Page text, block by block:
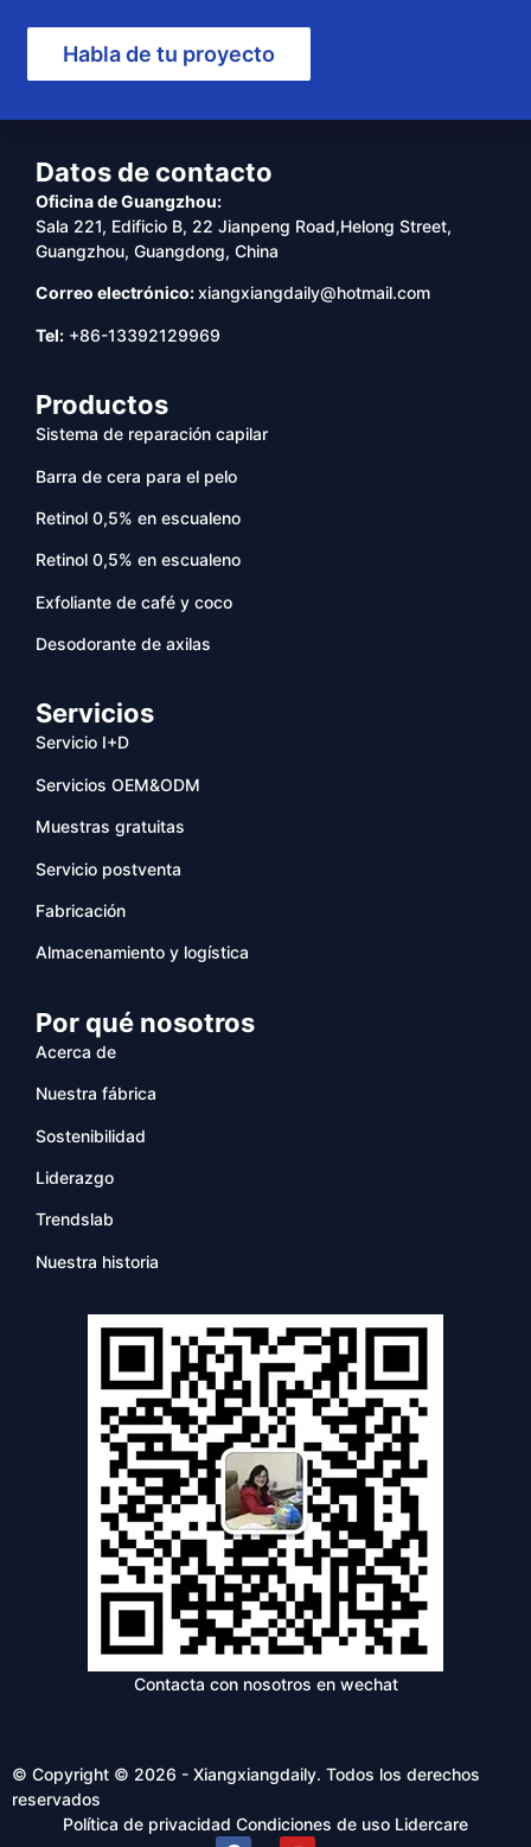
Habla de tu proyecto
Datos de contacto
Oficina de Guangzhou:
Sala 221, Edificio B, 22 Jianpeng Road,Helong Street,
Guangzhou, Guangdong, China
Correo electrónico:xiangxiangdaily@hotmail.com
Tel: +86-13392129969
Productos
Sistema de reparación capilar
Barra de cera para el pelo
Retinol 0,5% en escualeno
Retinol 0,5% en escualeno
Exfoliante de café y coco
Desodorante de axilas
Servicios
Servicio I+D
Servicios OEM&ODM
Muestras gratuitas
Servicio postventa
Fabricación
Almacenamiento y logística
Por qué nosotros
Acerca de
Nuestra fábrica
Sostenibilidad
Liderazgo
Trendslab
Nuestra historia
Contacta con nosotros en wechat
© Copyright © 2026 - Xiangxiangdaily. Todos los derechos
reservados
Política de privacidad Condiciones de uso Lidercare